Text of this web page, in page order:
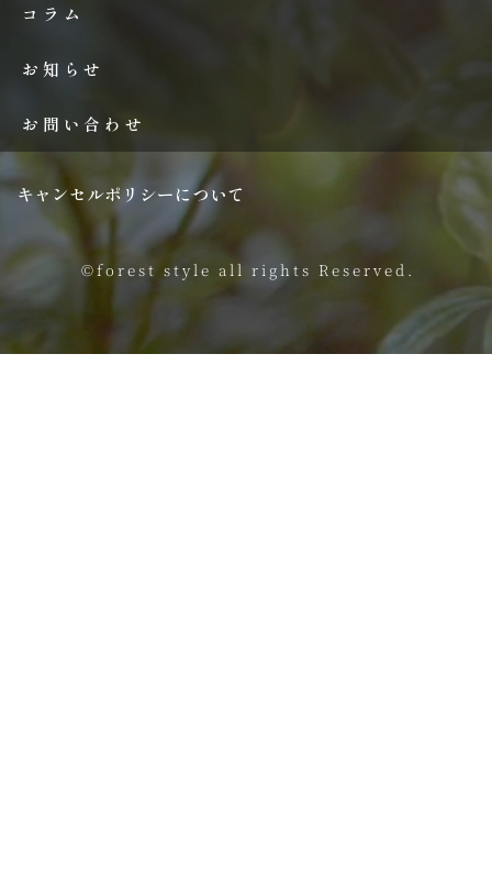
コラム
お知らせ
お問い合わせ
キャンセルポリシーについて
©forest style all rights Reserved.